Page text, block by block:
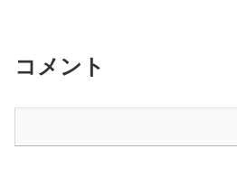
コメント